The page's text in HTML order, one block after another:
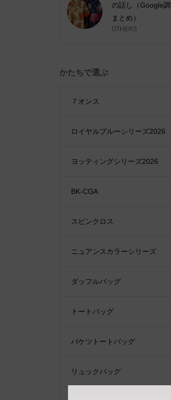
の話し（Google
まとめ）
OTHERS
かたちで選ぶ
７オンス
ロイヤルブルーシリーズ2026
ヨッティングシリーズ2026
BK-CGA
スピンクロス
ニュアンスカラーシリーズ
ダッフルバッグ
トートバッグ
バケツトートバッグ
リュックバッグ